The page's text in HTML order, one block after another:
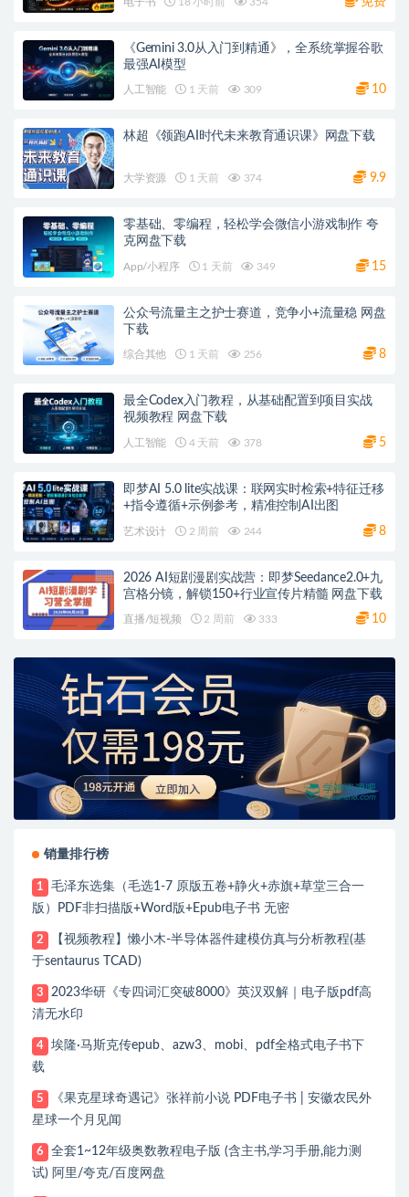
《Gemini 3.0从入门到精通》，全系统掌握谷歌
最强AI模型
人工智能 1 天前 309 10
林超《领跑AI时代未来教育通识课》网盘下载
大学资源 1 天前 374 9.9
零基础、零编程，轻松学会微信小游戏制作 夸
克网盘下载
App/小程序 1 天前 349 15
公众号流量主之护士赛道，竞争小+流量稳 网盘
下载
综合其他 1 天前 256 8
最全Codex入门教程，从基础配置到项目实战
视频教程 网盘下载
人工智能 4 天前 378 5
即梦AI 5.0 lite实战课：联网实时检索+特征迁移
+指令遵循+示例参考，精准控制AI出图
艺术设计 2 周前 244 8
2026 AI短剧漫剧实战营：即梦Seedance2.0+九
宫格分镜，解锁150+行业宣传片精髓 网盘下载
直播/短视频 2 周前 333 10
销量排行榜
1
毛泽东选集（毛选1-7 原版五卷+静火+赤旗+草堂三合一
版）PDF非扫描版+Word版+Epub电子书 无密
2
【视频教程】懒小木-半导体器件建模仿真与分析教程(基
于sentaurus TCAD)
3
2023华研《专四词汇突破8000》英汉双解｜电子版pdf高
清无水印
4
埃隆·马斯克传epub、azw3、mobi、pdf全格式电子书下
载
5
《果克星球奇遇记》张祥前小说 PDF电子书 | 安徽农民外
星球一个月见闻
6
全套1~12年级奥数教程电子版 (含主书,学习手册,能力测
试) 阿里/夸克/百度网盘